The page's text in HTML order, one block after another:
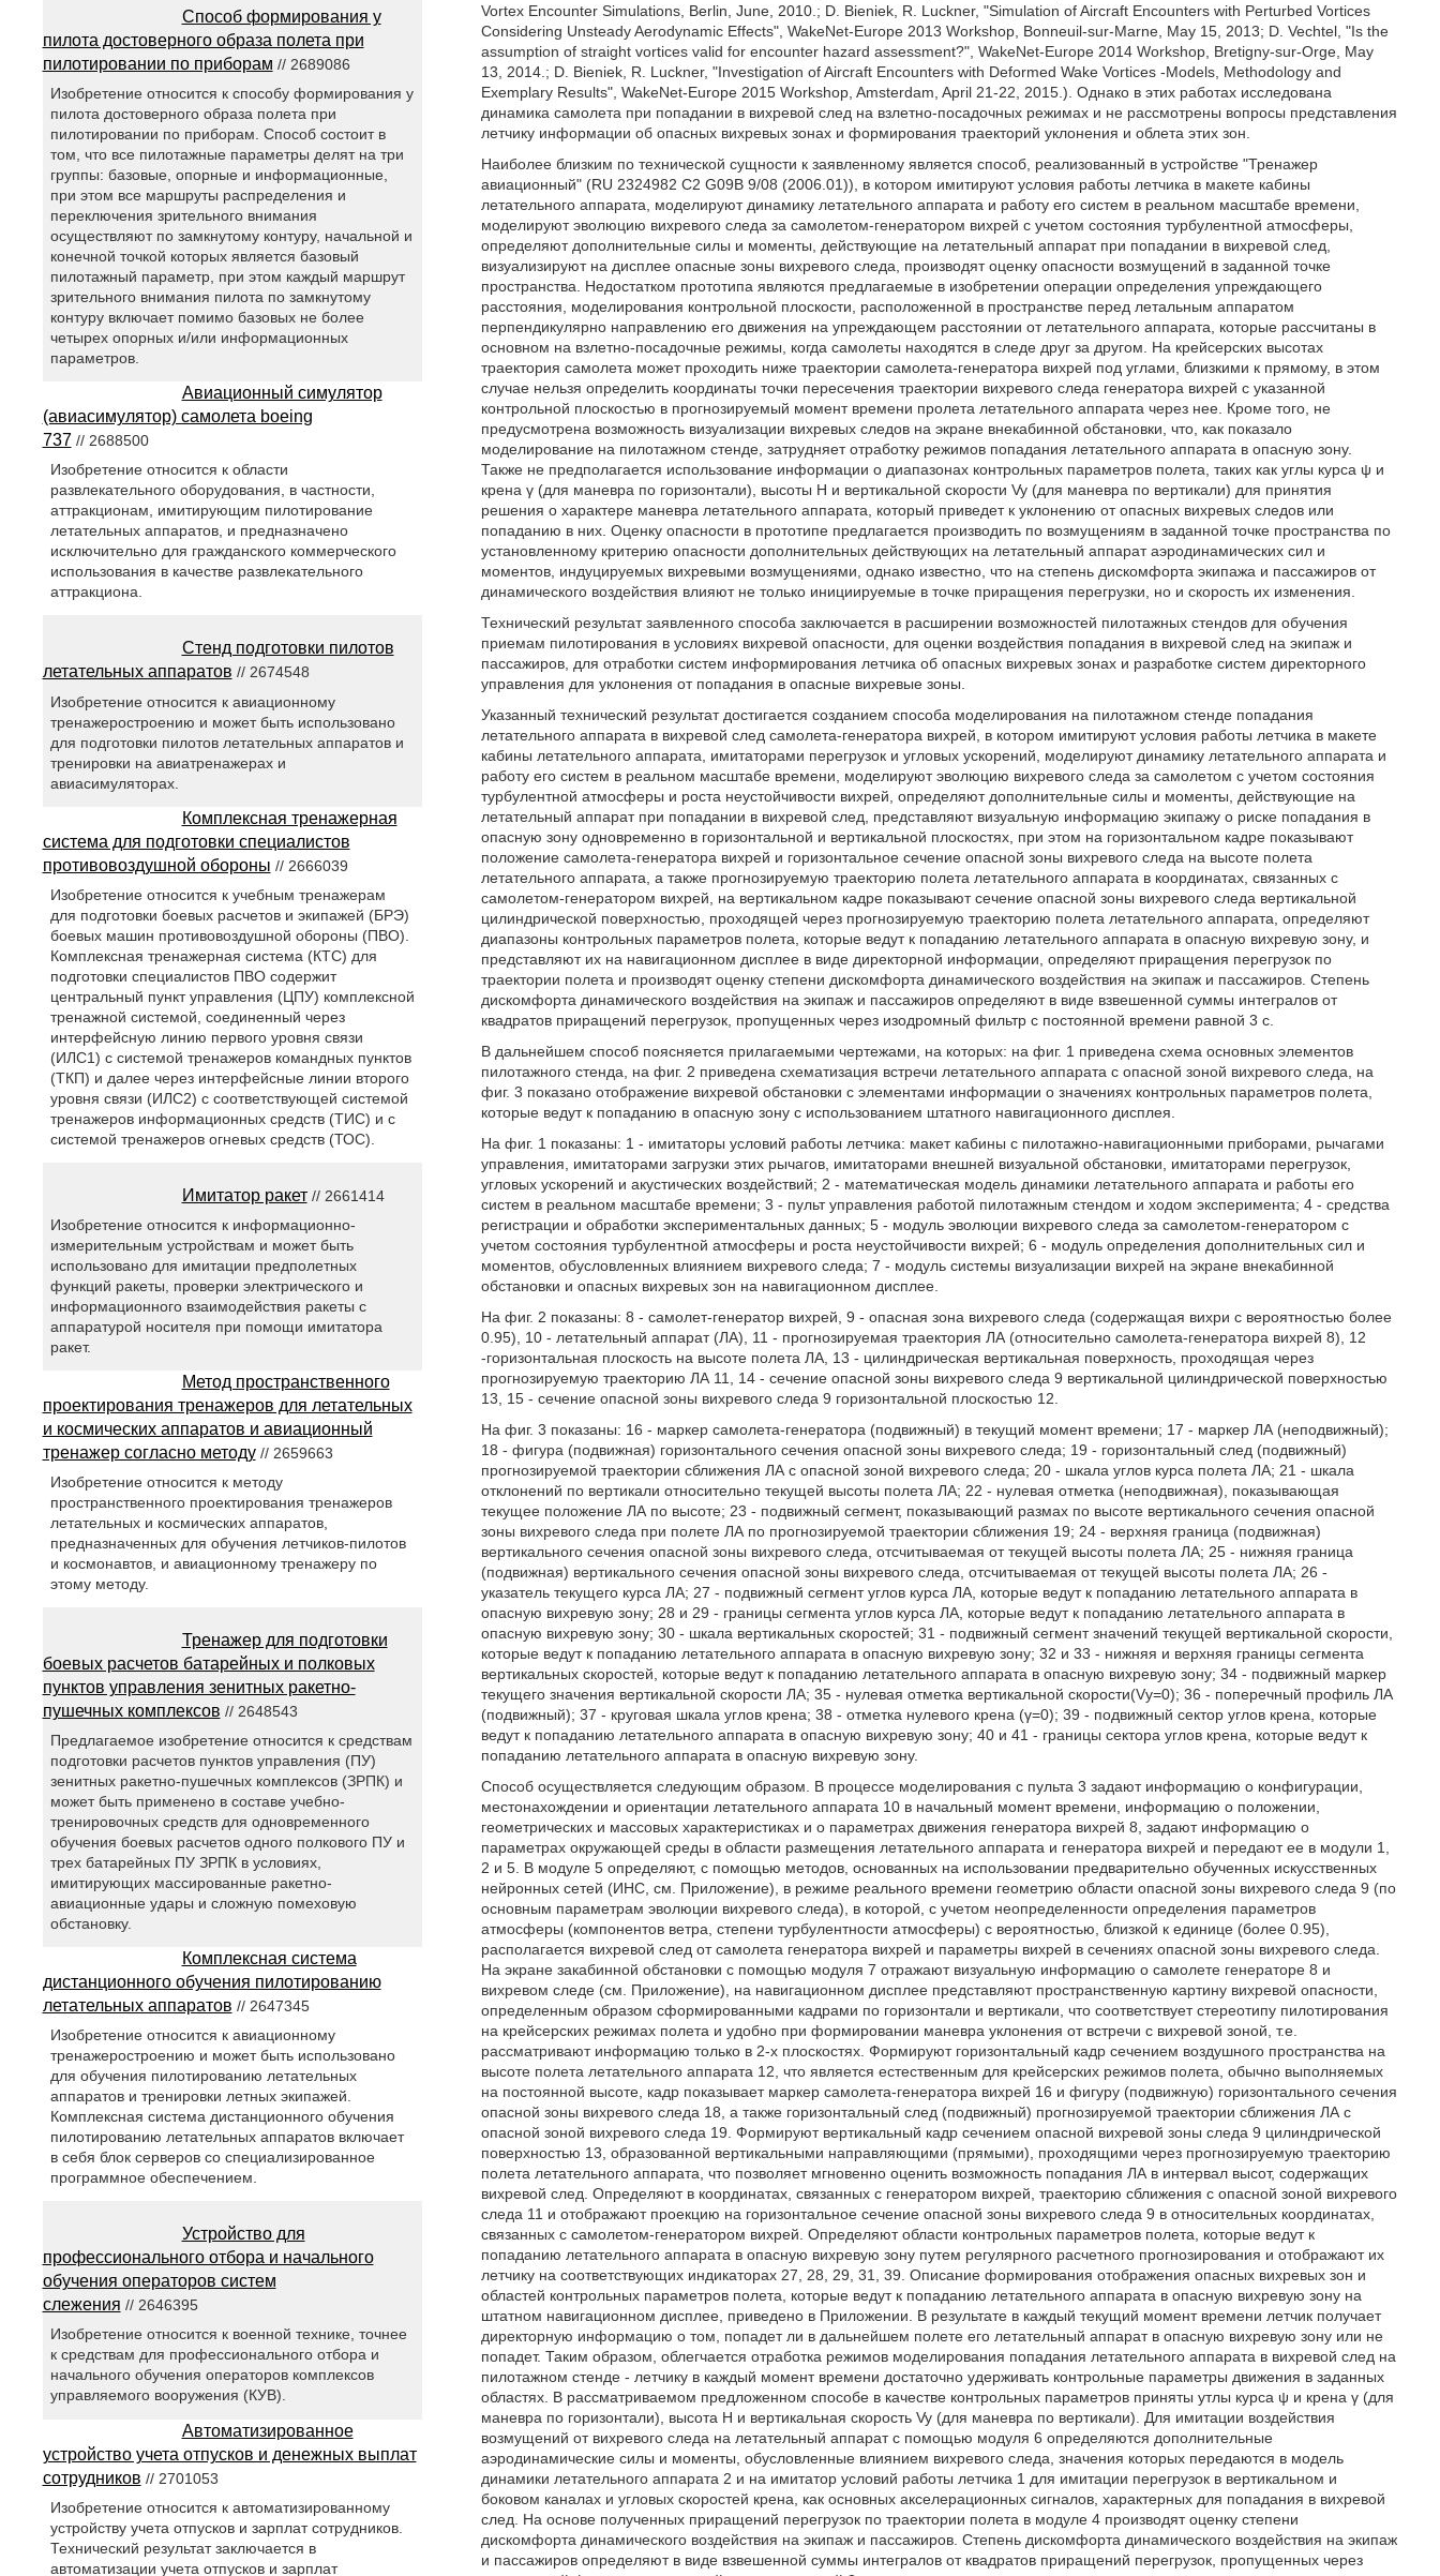
Vortex Encounter Simulations, Berlin, June, 2010.; D. Bieniek, R. Luckner, "Simulation of Aircraft Encounters with Perturbed Vortices
Considering Unsteady Aerodynamic Effects", WakeNet-Europe 2013 Workshop, Bonneuil-sur-Marne, May 15, 2013; D. Vechtel, "Is the
assumption of straight vortices valid for encounter hazard assessment?", WakeNet-Europe 2014 Workshop, Bretigny-sur-Orge, May
13, 2014.; D. Bieniek, R. Luckner, "Investigation of Aircraft Encounters with Deformed Wake Vortices -Models, Methodology and
Exemplary Results", WakeNet-Europe 2015 Workshop, Amsterdam, April 21-22, 2015.). Однако в этих работах исследована
динамика самолета при попадании в вихревой след на взлетно-посадочных режимах и не рассмотрены вопросы представления
летчику информации об опасных вихревых зонах и формирования траекторий уклонения и облета этих зон.
Наиболее близким по технической сущности к заявленному является способ, реализованный в устройстве "Тренажер
авиационный" (RU 2324982 С2 G09B 9/08 (2006.01)), в котором имитируют условия работы летчика в макете кабины
летательного аппарата, моделируют динамику летательного аппарата и работу его систем в реальном масштабе времени,
моделируют эволюцию вихревого следа за самолетом-генератором вихрей с учетом состояния турбулентной атмосферы,
определяют дополнительные силы и моменты, действующие на летательный аппарат при попадании в вихревой след,
визуализируют на дисплее опасные зоны вихревого следа, производят оценку опасности возмущений в заданной точке
пространства. Недостатком прототипа являются предлагаемые в изобретении операции определения упреждающего
расстояния, моделирования контрольной плоскости, расположенной в пространстве перед летальным аппаратом
перпендикулярно направлению его движения на упреждающем расстоянии от летательного аппарата, которые рассчитаны в
основном на взлетно-посадочные режимы, когда самолеты находятся в следе друг за другом. На крейсерских высотах
траектория самолета может проходить ниже траектории самолета-генератора вихрей под углами, близкими к прямому, в этом
случае нельзя определить координаты точки пересечения траектории вихревого следа генератора вихрей с указанной
контрольной плоскостью в прогнозируемый момент времени пролета летательного аппарата через нее. Кроме того, не
предусмотрена возможность визуализации вихревых следов на экране внекабинной обстановки, что, как показало
моделирование на пилотажном стенде, затрудняет отработку режимов попадания летательного аппарата в опасную зону.
Также не предполагается использование информации о диапазонах контрольных параметров полета, таких как углы курса ψ и
крена γ (для маневра по горизонтали), высоты Н и вертикальной скорости Vy (для маневра по вертикали) для принятия
решения о характере маневра летательного аппарата, который приведет к уклонению от опасных вихревых следов или
попаданию в них. Оценку опасности в прототипе предлагается производить по возмущениям в заданной точке пространства по
установленному критерию опасности дополнительных действующих на летательный аппарат аэродинамических сил и
моментов, индуцируемых вихревыми возмущениями, однако известно, что на степень дискомфорта экипажа и пассажиров от
динамического воздействия влияют не только инициируемые в точке приращения перегрузки, но и скорость их изменения.
Технический результат заявленного способа заключается в расширении возможностей пилотажных стендов для обучения
приемам пилотирования в условиях вихревой опасности, для оценки воздействия попадания в вихревой след на экипаж и
пассажиров, для отработки систем информирования летчика об опасных вихревых зонах и разработке систем директорного
управления для уклонения от попадания в опасные вихревые зоны.
Указанный технический результат достигается созданием способа моделирования на пилотажном стенде попадания
летательного аппарата в вихревой след самолета-генератора вихрей, в котором имитируют условия работы летчика в макете
кабины летательного аппарата, имитаторами перегрузок и угловых ускорений, моделируют динамику летательного аппарата и
работу его систем в реальном масштабе времени, моделируют эволюцию вихревого следа за самолетом с учетом состояния
турбулентной атмосферы и роста неустойчивости вихрей, определяют дополнительные силы и моменты, действующие на
летательный аппарат при попадании в вихревой след, представляют визуальную информацию экипажу о риске попадания в
опасную зону одновременно в горизонтальной и вертикальной плоскостях, при этом на горизонтальном кадре показывают
положение самолета-генератора вихрей и горизонтальное сечение опасной зоны вихревого следа на высоте полета
летательного аппарата, а также прогнозируемую траекторию полета летательного аппарата в координатах, связанных с
самолетом-генератором вихрей, на вертикальном кадре показывают сечение опасной зоны вихревого следа вертикальной
цилиндрической поверхностью, проходящей через прогнозируемую траекторию полета летательного аппарата, определяют
диапазоны контрольных параметров полета, которые ведут к попаданию летательного аппарата в опасную вихревую зону, и
представляют их на навигационном дисплее в виде директорной информации, определяют приращения перегрузок по
траектории полета и производят оценку степени дискомфорта динамического воздействия на экипаж и пассажиров. Степень
дискомфорта динамического воздействия на экипаж и пассажиров определяют в виде взвешенной суммы интегралов от
квадратов приращений перегрузок, пропущенных через изодромный фильтр с постоянной времени равной 3 с.
В дальнейшем способ поясняется прилагаемыми чертежами, на которых: на фиг. 1 приведена схема основных элементов
пилотажного стенда, на фиг. 2 приведена схематизация встречи летательного аппарата с опасной зоной вихревого следа, на
фиг. 3 показано отображение вихревой обстановки с элементами информации о значениях контрольных параметров полета,
которые ведут к попаданию в опасную зону с использованием штатного навигационного дисплея.
На фиг. 1 показаны: 1 - имитаторы условий работы летчика: макет кабины с пилотажно-навигационными приборами, рычагами
управления, имитаторами загрузки этих рычагов, имитаторами внешней визуальной обстановки, имитаторами перегрузок,
угловых ускорений и акустических воздействий; 2 - математическая модель динамики летательного аппарата и работы его
систем в реальном масштабе времени; 3 - пульт управления работой пилотажным стендом и ходом эксперимента; 4 - средства
регистрации и обработки экспериментальных данных; 5 - модуль эволюции вихревого следа за самолетом-генератором с
учетом состояния турбулентной атмосферы и роста неустойчивости вихрей; 6 - модуль определения дополнительных сил и
моментов, обусловленных влиянием вихревого следа; 7 - модуль системы визуализации вихрей на экране внекабинной
обстановки и опасных вихревых зон на навигационном дисплее.
На фиг. 2 показаны: 8 - самолет-генератор вихрей, 9 - опасная зона вихревого следа (содержащая вихри с вероятностью более
0.95), 10 - летательный аппарат (ЛА), 11 - прогнозируемая траектория ЛА (относительно самолета-генератора вихрей 8), 12
-горизонтальная плоскость на высоте полета ЛА, 13 - цилиндрическая вертикальная поверхность, проходящая через
прогнозируемую траекторию ЛА 11, 14 - сечение опасной зоны вихревого следа 9 вертикальной цилиндрической поверхностью
13, 15 - сечение опасной зоны вихревого следа 9 горизонтальной плоскостью 12.
На фиг. 3 показаны: 16 - маркер самолета-генератора (подвижный) в текущий момент времени; 17 - маркер ЛА (неподвижный);
18 - фигура (подвижная) горизонтального сечения опасной зоны вихревого следа; 19 - горизонтальный след (подвижный)
прогнозируемой траектории сближения ЛА с опасной зоной вихревого следа; 20 - шкала углов курса полета ЛА; 21 - шкала
отклонений по вертикали относительно текущей высоты полета ЛА; 22 - нулевая отметка (неподвижная), показывающая
текущее положение ЛА по высоте; 23 - подвижный сегмент, показывающий размах по высоте вертикального сечения опасной
зоны вихревого следа при полете ЛА по прогнозируемой траектории сближения 19; 24 - верхняя граница (подвижная)
вертикального сечения опасной зоны вихревого следа, отсчитываемая от текущей высоты полета ЛА; 25 - нижняя граница
(подвижная) вертикального сечения опасной зоны вихревого следа, отсчитываемая от текущей высоты полета ЛА; 26 -
указатель текущего курса ЛА; 27 - подвижный сегмент углов курса ЛА, которые ведут к попаданию летательного аппарата в
опасную вихревую зону; 28 и 29 - границы сегмента углов курса ЛА, которые ведут к попаданию летательного аппарата в
опасную вихревую зону; 30 - шкала вертикальных скоростей; 31 - подвижный сегмент значений текущей вертикальной скорости,
которые ведут к попаданию летательного аппарата в опасную вихревую зону; 32 и 33 - нижняя и верхняя границы сегмента
вертикальных скоростей, которые ведут к попаданию летательного аппарата в опасную вихревую зону; 34 - подвижный маркер
текущего значения вертикальной скорости ЛА; 35 - нулевая отметка вертикальной скорости(Vу=0); 36 - поперечный профиль ЛА
(подвижный); 37 - круговая шкала углов крена; 38 - отметка нулевого крена (γ=0); 39 - подвижный сектор углов крена, которые
ведут к попаданию летательного аппарата в опасную вихревую зону; 40 и 41 - границы сектора углов крена, которые ведут к
попаданию летательного аппарата в опасную вихревую зону.
Способ осуществляется следующим образом. В процессе моделирования с пульта 3 задают информацию о конфигурации,
местонахождении и ориентации летательного аппарата 10 в начальный момент времени, информацию о положении,
геометрических и массовых характеристиках и о параметрах движения генератора вихрей 8, задают информацию о
параметрах окружающей среды в области размещения летательного аппарата и генератора вихрей и передают ее в модули 1,
2 и 5. В модуле 5 определяют, с помощью методов, основанных на использовании предварительно обученных искусственных
нейронных сетей (ИНС, см. Приложение), в режиме реального времени геометрию области опасной зоны вихревого следа 9 (по
основным параметрам эволюции вихревого следа), в которой, с учетом неопределенности определения параметров
атмосферы (компонентов ветра, степени турбулентности атмосферы) с вероятностью, близкой к единице (более 0.95),
располагается вихревой след от самолета генератора вихрей и параметры вихрей в сечениях опасной зоны вихревого следа.
На экране закабинной обстановки с помощью модуля 7 отражают визуальную информацию о самолете генераторе 8 и
вихревом следе (см. Приложение), на навигационном дисплее представляют пространственную картину вихревой опасности,
определенным образом сформированными кадрами по горизонтали и вертикали, что соответствует стереотипу пилотирования
на крейсерских режимах полета и удобно при формировании маневра уклонения от встречи с вихревой зоной, т.е.
рассматривают информацию только в 2-х плоскостях. Формируют горизонтальный кадр сечением воздушного пространства на
высоте полета летательного аппарата 12, что является естественным для крейсерских режимов полета, обычно выполняемых
на постоянной высоте, кадр показывает маркер самолета-генератора вихрей 16 и фигуру (подвижную) горизонтального сечения
опасной зоны вихревого следа 18, а также горизонтальный след (подвижный) прогнозируемой траектории сближения ЛА с
опасной зоной вихревого следа 19. Формируют вертикальный кадр сечением опасной вихревой зоны следа 9 цилиндрической
поверхностью 13, образованной вертикальными направляющими (прямыми), проходящими через прогнозируемую траекторию
полета летательного аппарата, что позволяет мгновенно оценить возможность попадания ЛА в интервал высот, содержащих
вихревой след. Определяют в координатах, связанных с генератором вихрей, траекторию сближения с опасной зоной вихревого
следа 11 и отображают проекцию на горизонтальное сечение опасной зоны вихревого следа 9 в относительных координатах,
связанных с самолетом-генератором вихрей. Определяют области контрольных параметров полета, которые ведут к
попаданию летательного аппарата в опасную вихревую зону путем регулярного расчетного прогнозирования и отображают их
летчику на соответствующих индикаторах 27, 28, 29, 31, 39. Описание формирования отображения опасных вихревых зон и
областей контрольных параметров полета, которые ведут к попаданию летательного аппарата в опасную вихревую зону на
штатном навигационном дисплее, приведено в Приложении. В результате в каждый текущий момент времени летчик получает
директорную информацию о том, попадет ли в дальнейшем полете его летательный аппарат в опасную вихревую зону или не
попадет. Таким образом, облегчается отработка режимов моделирования попадания летательного аппарата в вихревой след на
пилотажном стенде - летчику в каждый момент времени достаточно удерживать контрольные параметры движения в заданных
областях. В рассматриваемом предложенном способе в качестве контрольных параметров приняты утлы курса ψ и крена γ (для
маневра по горизонтали), высота Н и вертикальная скорость Vy (для маневра по вертикали). Для имитации воздействия
возмущений от вихревого следа на летательный аппарат с помощью модуля 6 определяются дополнительные
аэродинамические силы и моменты, обусловленные влиянием вихревого следа, значения которых передаются в модель
динамики летательного аппарата 2 и на имитатор условий работы летчика 1 для имитации перегрузок в вертикальном и
боковом каналах и угловых скоростей крена, как основных акселерационных сигналов, характерных для попадания в вихревой
след. На основе полученных приращений перегрузок по траектории полета в модуле 4 производят оценку степени
дискомфорта динамического воздействия на экипаж и пассажиров. Степень дискомфорта динамического воздействия на экипаж
и пассажиров определяют в виде взвешенной суммы интегралов от квадратов приращений перегрузок, пропущенных через
Способ формирования у
пилота достоверного образа полета при
пилотировании по приборам // 2689086
Изобретение относится к способу формирования у
пилота достоверного образа полета при
пилотировании по приборам. Способ состоит в
том, что все пилотажные параметры делят на три
группы: базовые, опорные и информационные,
при этом все маршруты распределения и
переключения зрительного внимания
осуществляют по замкнутому контуру, начальной и
конечной точкой которых является базовый
пилотажный параметр, при этом каждый маршрут
зрительного внимания пилота по замкнутому
контуру включает помимо базовых не более
четырех опорных и/или информационных
параметров.
Авиационный симулятор
(авиасимулятор) самолета boeing
737 // 2688500
Изобретение относится к области
развлекательного оборудования, в частности,
аттракционам, имитирующим пилотирование
летательных аппаратов, и предназначено
исключительно для гражданского коммерческого
использования в качестве развлекательного
аттракциона.
Стенд подготовки пилотов
летательных аппаратов // 2674548
Изобретение относится к авиационному
тренажеростроению и может быть использовано
для подготовки пилотов летательных аппаратов и
тренировки на авиатренажерах и
авиасимуляторах.
Комплексная тренажерная
система для подготовки специалистов
противовоздушной обороны // 2666039
Изобретение относится к учебным тренажерам
для подготовки боевых расчетов и экипажей (БРЭ)
боевых машин противовоздушной обороны (ПВО).
Комплексная тренажерная система (КТС) для
подготовки специалистов ПВО содержит
центральный пункт управления (ЦПУ) комплексной
тренажной системой, соединенный через
интерфейсную линию первого уровня связи
(ИЛС1) с системой тренажеров командных пунктов
(ТКП) и далее через интерфейсные линии второго
уровня связи (ИЛС2) с соответствующей системой
тренажеров информационных средств (ТИС) и с
системой тренажеров огневых средств (ТОС).
Имитатор ракет// 2661414
Изобретение относится к информационно-
измерительным устройствам и может быть
использовано для имитации предполетных
функций ракеты, проверки электрического и
информационного взаимодействия ракеты с
аппаратурой носителя при помощи имитатора
ракет.
Метод пространственного
проектирования тренажеров для летательных
и космических аппаратов и авиационный
тренажер согласно методу// 2659663
Изобретение относится к методу
пространственного проектирования тренажеров
летательных и космических аппаратов,
предназначенных для обучения летчиков-пилотов
и космонавтов, и авиационному тренажеру по
этому методу.
Тренажер для подготовки
боевых расчетов батарейных и полковых
пунктов управления зенитных ракетно-
пушечных комплексов // 2648543
Предлагаемое изобретение относится к средствам
подготовки расчетов пунктов управления (ПУ)
зенитных ракетно-пушечных комплексов (ЗРПК) и
может быть применено в составе учебно-
тренировочных средств для одновременного
обучения боевых расчетов одного полкового ПУ и
трех батарейных ПУ ЗРПК в условиях,
имитирующих массированные ракетно-
авиационные удары и сложную помеховую
обстановку.
Комплексная система
дистанционного обучения пилотированию
летательных аппаратов // 2647345
Изобретение относится к авиационному
тренажеростроению и может быть использовано
для обучения пилотированию летательных
аппаратов и тренировки летных экипажей.
Комплексная система дистанционного обучения
пилотированию летательных аппаратов включает
в себя блок серверов со специализированное
программное обеспечением.
Устройство для
профессионального отбора и начального
обучения операторов систем
слежения // 2646395
Изобретение относится к военной технике, точнее
к средствам для профессионального отбора и
начального обучения операторов комплексов
управляемого вооружения (КУВ).
Автоматизированное
устройство учета отпусков и денежных выплат
сотрудников // 2701053
Изобретение относится к автоматизированному
устройству учета отпусков и зарплат сотрудников.
Технический результат заключается в
автоматизации учета отпусков и зарплат